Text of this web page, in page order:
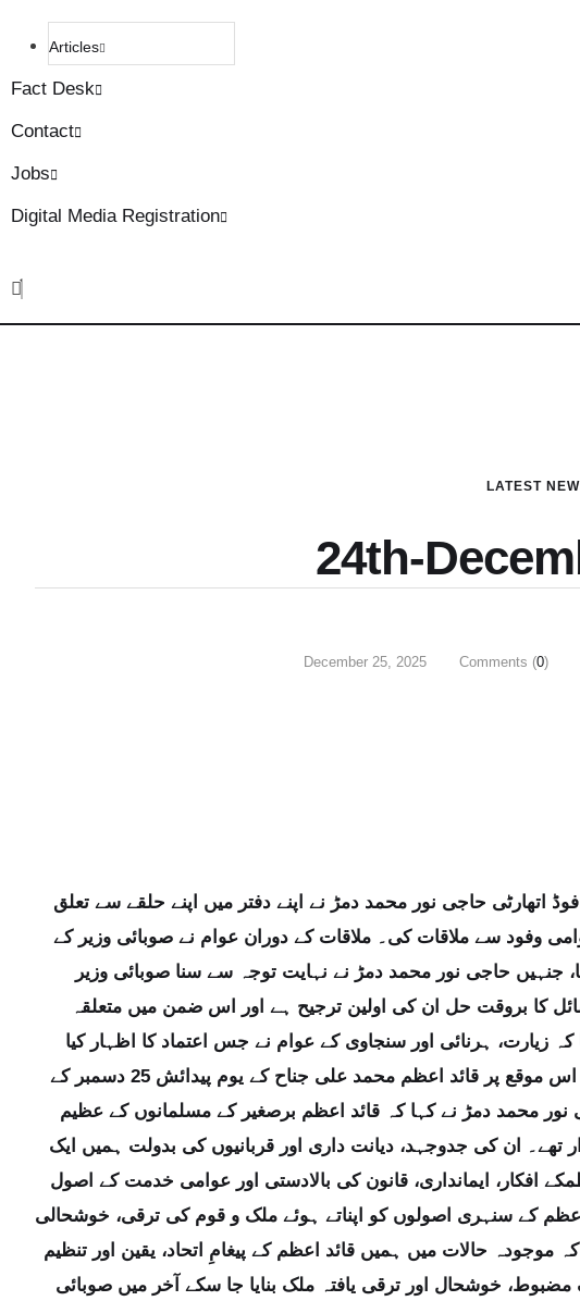
Articles
Fact Desk
Contact
Jobs
Digital Media Registration
LATEST
24th-
December 25, 2025 Comments (0)
فوڈ اتھارٹی حاجی نور محمد دمڑ نے اپنے دفتر میں اپنے حلقے سے تعلق
وفود سے ملاقات کی۔ ملاقات کے دوران عوام نے صوبائی وزیر کے
جنہیں حاجی نور محمد دمڑ نے نہایت توجہ سے سنا صوبائی وزیر
کا بروقت حل ان کی اولین ترجیح ہے اور اس ضمن میں متعلقہ
ہرنائی اور سنجاوی کے عوام نے جس اعتماد کا اظہار کیا
ہے، اس پر پورا اترنے کے لیے ہر ممکن اقدامات کیے جائیں گے اس موقع پر قائد اعظم محمد علی جناح کے یوم پیدائش 25 دسمبر کے
محمد دمڑ نے کہا کہ قائد اعظم برصغیر کے مسلمانوں کے عظیم
تھے۔ ان کی جدوجہد، دیانت داری اور قربانیوں کی بدولت ہمیں ایک
افکار، ایمانداری، قانون کی بالادستی اور عوامی خدمت کے اصول
کے سنہری اصولوں کو اپناتے ہوئے ملک و قوم کی ترقی، خوشحالی
موجودہ حالات میں ہمیں قائد اعظم کے پیغامِ اتحاد، یقین اور تنظیم
خوشحال اور ترقی یافتہ ملک بنایا جا سکے آخر میں صوبائی